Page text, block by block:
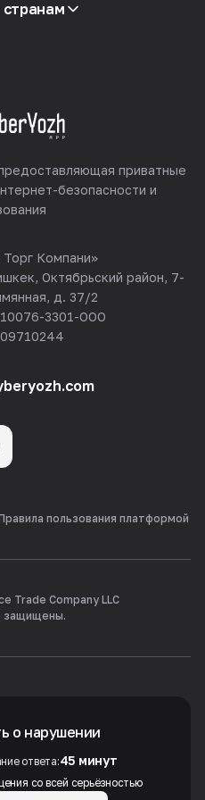
странам
все
приватные
безопасности и
Компани»
Октябрьский район, 7-
д. 37/2
3301-ООО
пользования платформой
Trade Company LLC
защищены.
о нарушении
ответа:45 минут
со всей серьёзностью